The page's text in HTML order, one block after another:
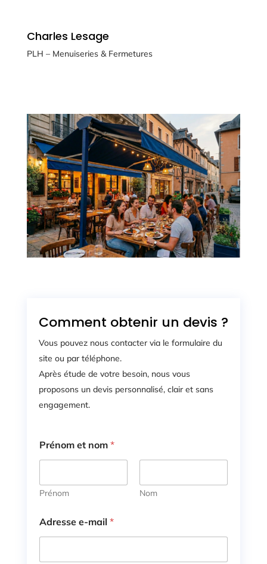
Charles Lesage
PLH – Menuiseries & Fermetures
Comment obtenir un devis ?
Vous pouvez nous contacter via le formulaire du
site ou par téléphone.
Après étude de votre besoin, nous vous
proposons un devis personnalisé, clair et sans
engagement.
Prénom et nom *
Prénom Nom
d
r
Adresse e-mail *